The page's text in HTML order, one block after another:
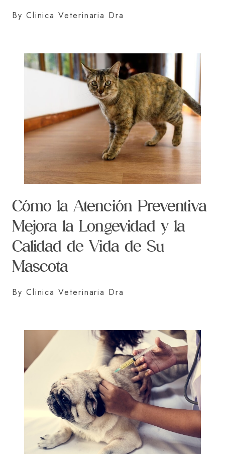
By Clinica Veterinaria Dra
Cómo la Atención Preventiva
Mejora la Longevidad y la
Calidad de Vida de Su
Mascota
By Clinica Veterinaria Dra